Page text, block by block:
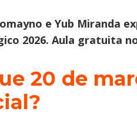
e Yub Miranda
2026. Aula gratuita
20 de